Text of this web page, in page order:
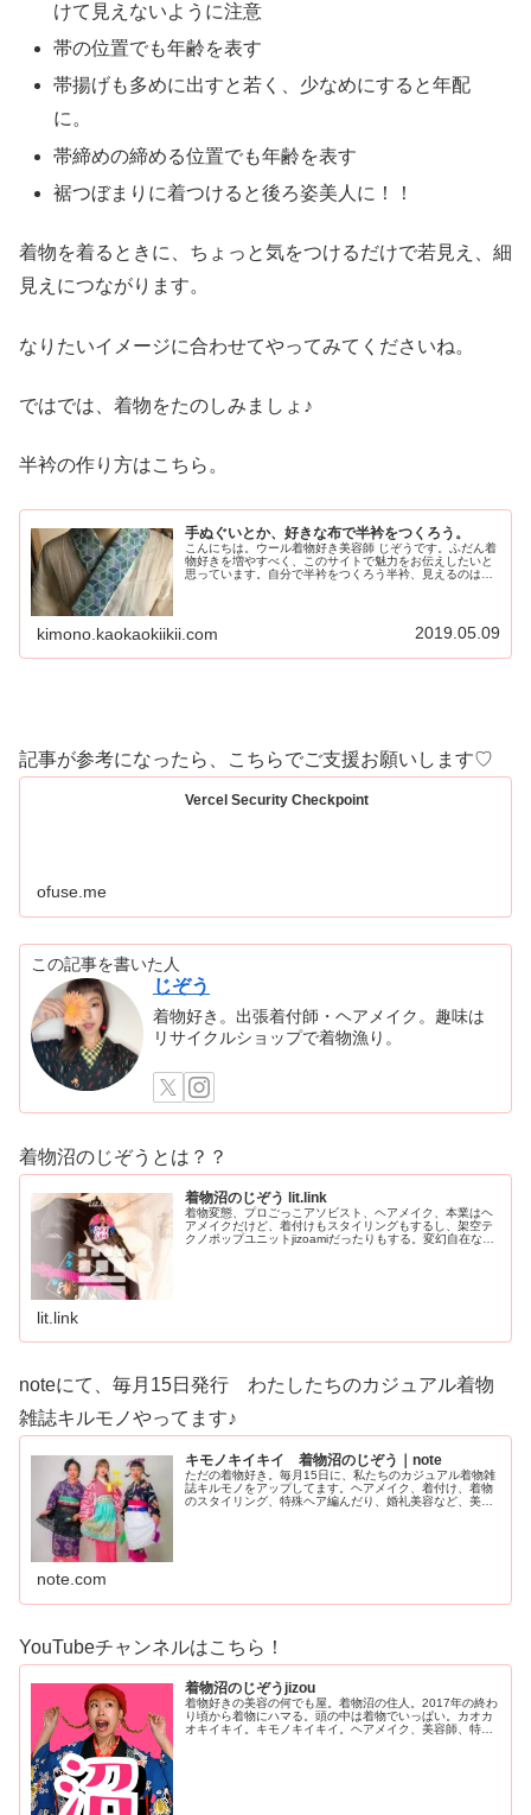
けて見えないように注意
帯の位置でも年齢を表す
帯揚げも多めに出すと若く、少なめにすると年配
に。
帯締めの締める位置でも年齢を表す
裾つぼまりに着つけると後ろ姿美人に！！
着物を着るときに、ちょっと気をつけるだけで若見え、細
見えにつながります。
なりたいイメージに合わせてやってみてくださいね。
ではでは、着物をたのしみましょ♪
半衿の作り方はこちら。
手ぬぐいとか、好きな布で半衿をつくろう。
こんにちは。ウール着物好き美容師 じぞうです。ふだん着
物好きを増やすべく、このサイトで魅力をお伝えしたいと
思っています。自分で半衿をつくろう半衿、見えるのはわ
kimono.kaokaokiikii.com 2019.05.09
記事が参考になったら、こちらでご支援お願いします♡
Vercel Security Checkpoint
ofuse.me
この記事を書いた人
じぞう
着物好き。出張着付師・ヘアメイク。趣味は
リサイクルショップで着物漁り。
着物沼のじぞうとは？？
着物沼のじぞう lit.link
着物変態、プロごっこアソビスト、ヘアメイク、本業はヘ
アメイクだけど、着付けもスタイリングもするし、架空テ
クノポップユニットjizoamiだったりもする。変幻自在なた
lit.link
noteにて、毎月15日発行 わたしたちのカジュアル着物
雑誌キルモノやってます♪
キモノキイキイ 着物沼のじぞう｜note
ただの着物好き。毎月15日に、私たちのカジュアル着物雑
誌キルモノをアップしてます。ヘアメイク、着付け、着物
のスタイリング、特殊ヘア編んだり、婚礼美容など、美容
note.com
YouTubeチャンネルはこちら！
着物沼のじぞうjizou
着物好きの美容の何でも屋。着物沼の住人。2017年の終わ
り頃から着物にハマる。頭の中は着物でいっぱい。カオカ
オキイキイ。キモノキイキイ。ヘアメイク、美容師、特殊